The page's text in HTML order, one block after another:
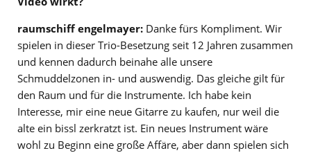
raumschiff engelmayer: Danke fürs Kompliment. Wir
spielen in dieser Trio-Besetzung seit 12 Jahren zusammen
und kennen dadurch beinahe alle unsere
Schmuddelzonen in- und auswendig. Das gleiche gilt für
den Raum und für die Instrumente. Ich habe kein
Interesse, mir eine neue Gitarre zu kaufen, nur weil die
alte ein bissl zerkratzt ist. Ein neues Instrument wäre
wohl zu Beginn eine große Affäre, aber dann spielen sich